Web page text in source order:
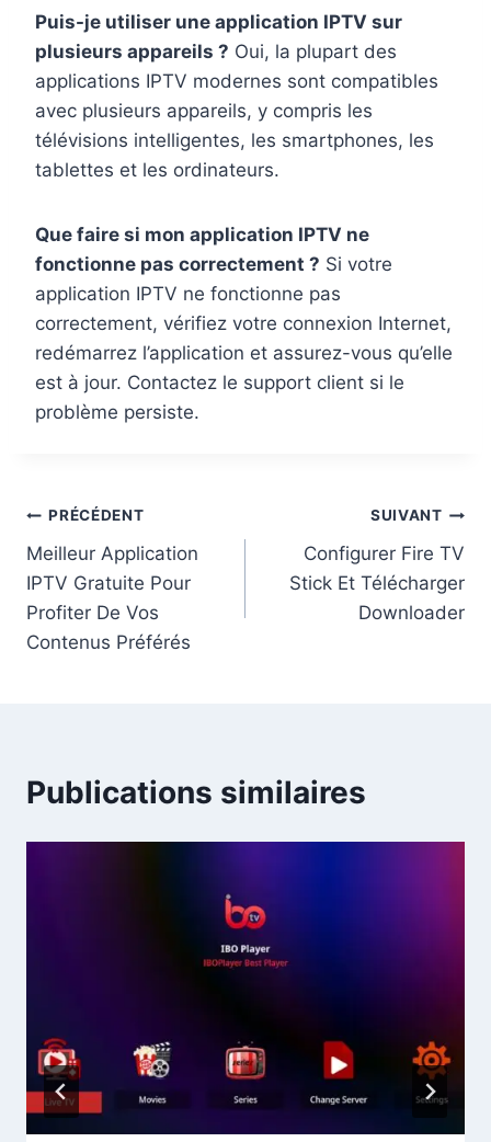
Puis-je utiliser une application IPTV sur
plusieurs appareils ? Oui, la plupart des
applications IPTV modernes sont compatibles
avec plusieurs appareils, y compris les
télévisions intelligentes, les smartphones, les
tablettes et les ordinateurs.
Que faire si mon application IPTV ne
fonctionne pas correctement ? Si votre
application IPTV ne fonctionne pas
correctement, vérifiez votre connexion Internet,
redémarrez l’application et assurez-vous qu’elle
est à jour. Contactez le support client si le
problème persiste.
PRÉCÉDENT
Meilleur Application
IPTV Gratuite Pour
Profiter De Vos
Contenus Préférés
SUIVANT
Configurer Fire TV
Stick Et Télécharger
Downloader
Publications similaires